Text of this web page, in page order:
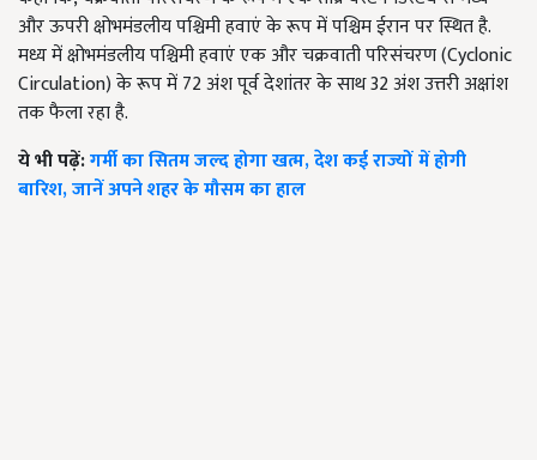
और ऊपरी क्षोभमंडलीय पश्चिमी हवाएं के रूप में पश्चिम ईरान पर स्थित है.
मध्य में क्षोभमंडलीय पश्चिमी हवाएं एक और चक्रवाती परिसंचरण (Cyclonic
Circulation) के रूप में 72 अंश पूर्व देशांतर के साथ 32 अंश उत्तरी अक्षांश
तक फैला रहा है.
ये भी पढ़ें:गर्मी का सितम जल्द होगा खत्म, देश कई राज्यों में होगी
बारिश, जानें अपने शहर के मौसम का हाल